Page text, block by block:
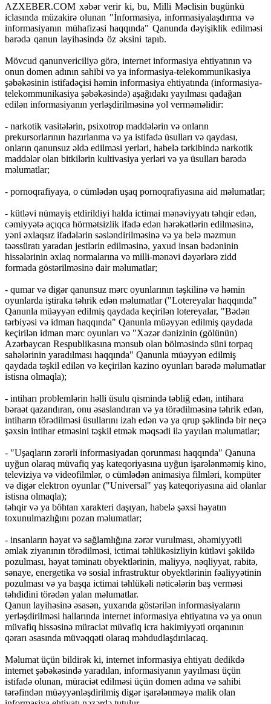
AZXEBER.COM xəbər verir ki, bu, Milli Məclisin bugünkü
iclasında müzakirə olunan "İnformasiya, informasiyalaşdırma və
informasiyanın mühafizəsi haqqında" Qanunda dəyişiklik edilməsi
barədə qanun layihəsində öz əksini tapıb.
Mövcud qanunvericiliyə görə, internet informasiya ehtiyatının və
onun domen adının sahibi və ya informasiya-telekommunikasiya
şəbəkəsinin istifadəçisi həmin informasiya ehtiyatında (informasiya-
telekommunikasiya şəbəkəsində) aşağıdakı yayılması qadağan
edilən informasiyanın yerləşdirilməsinə yol verməməlidir:
- narkotik vasitələrin, psixotrop maddələrin və onların
prekursorlarının hazırlanma və ya istifadə üsulları və qaydası,
onların qanunsuz əldə edilməsi yerləri, habelə tərkibində narkotik
maddələr olan bitkilərin kultivasiya yerləri və ya üsulları barədə
məlumatlar;
- pornoqrafiyaya, o cümlədən uşaq pornoqrafiyasına aid məlumatlar;
- kütləvi nümayiş etdirildiyi halda ictimai mənəviyyatı təhqir edən,
cəmiyyətə açıqca hörmətsizlik ifadə edən hərəkətlərin edilməsinə,
yəni əxlaqsız ifadələrin səsləndirilməsinə və ya belə məzmun
təəssüratı yaradan jestlərin edilməsinə, yaxud insan bədəninin
hissələrinin əxlaq normalarına və milli-mənəvi dəyərlərə zidd
formada göstərilməsinə dair məlumatlar;
- qumar və digər qanunsuz mərc oyunlarının təşkilinə və həmin
oyunlarda iştiraka təhrik edən məlumatlar ("Lotereyalar haqqında"
Qanunla müəyyən edilmiş qaydada keçirilən lotereyalar, "Bədən
tərbiyəsi və idman haqqında" Qanunla müəyyən edilmiş qaydada
keçirilən idman mərc oyunları və "Xəzər dənizinin (gölünün)
Azərbaycan Respublikasına mənsub olan bölməsində süni torpaq
sahələrinin yaradılması haqqında" Qanunla müəyyən edilmiş
qaydada təşkil edilən və keçirilən kazino oyunları barədə məlumatlar
istisna olmaqla);
- intiharı problemlərin həlli üsulu qismində təbliğ edən, intihara
bəraət qazandıran, onu əsaslandıran və ya törədilməsinə təhrik edən,
intiharın törədilməsi üsullarını izah edən və ya qrup şəklində bir neçə
şəxsin intihar etməsini təşkil etmək məqsədi ilə yayılan məlumatlar;
- "Uşaqların zərərli informasiyadan qorunması haqqında" Qanuna
uyğun olaraq müvafiq yaş kateqoriyasına uyğun işarələnməmiş kino,
televiziya və videofilmlər, o cümlədən animasiya filmləri, kompüter
və digər elektron oyunlar ("Universal" yaş kateqoriyasına aid olanlar
istisna olmaqla);
təhqir və ya böhtan xarakteri daşıyan, habelə şəxsi həyatın
toxunulmazlığını pozan məlumatlar;
- insanların həyat və sağlamlığına zərər vurulması, əhəmiyyətli
əmlak ziyanının törədilməsi, ictimai təhlükəsizliyin kütləvi şəkildə
pozulması, həyat təminatı obyektlərinin, maliyyə, nəqliyyat, rabitə,
sənaye, energetika və sosial infrastruktur obyektlərinin fəaliyyətinin
pozulması və ya başqa ictimai təhlükəli nəticələrin baş verməsi
təhdidini törədən yalan məlumatlar.
Qanun layihəsinə əsasən, yuxarıda göstərilən informasiyaların
yerləşdirilməsi hallarında internet informasiya ehtiyatına və ya onun
müvafiq hissəsinə müraciət müvafiq icra hakimiyyəti orqanının
qərarı əsasında müvəqqəti olaraq məhdudlaşdırılacaq.
Məlumat üçün bildirək ki, internet informasiya ehtiyatı dedikdə
internet şəbəkəsində yaradılan, informasiyanın yayılması üçün
istifadə olunan, müraciət edilməsi üçün domen adına və sahibi
tərəfindən müəyyənləşdirilmiş digər işarələnməyə malik olan